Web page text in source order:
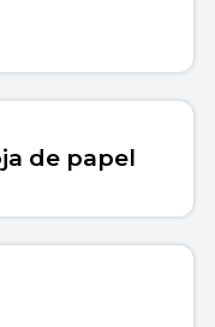
de papel